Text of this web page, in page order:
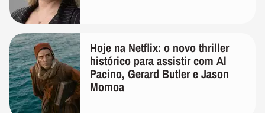
Hoje na Netflix: o novo thriller
histórico para assistir com Al
Pacino, Gerard Butler e Jason
Momoa